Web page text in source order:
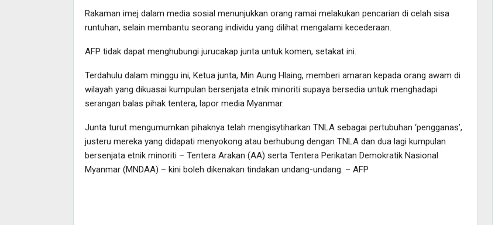
Rakaman imej dalam media sosial menunjukkan orang ramai melakukan pencarian di celah sisa
runtuhan, selain membantu seorang individu yang dilihat mengalami kecederaan.
AFP tidak dapat menghubungi jurucakap junta untuk komen, setakat ini.
Terdahulu dalam minggu ini, Ketua junta, Min Aung Hlaing, memberi amaran kepada orang awam di
wilayah yang dikuasai kumpulan bersenjata etnik minoriti supaya bersedia untuk menghadapi
serangan balas pihak tentera, lapor media Myanmar.
Junta turut mengumumkan pihaknya telah mengisytiharkan TNLA sebagai pertubuhan ‘pengganas’,
justeru mereka yang didapati menyokong atau berhubung dengan TNLA dan dua lagi kumpulan
bersenjata etnik minoriti – Tentera Arakan (AA) serta Tentera Perikatan Demokratik Nasional
Myanmar (MNDAA) – kini boleh dikenakan tindakan undang-undang. – AFP